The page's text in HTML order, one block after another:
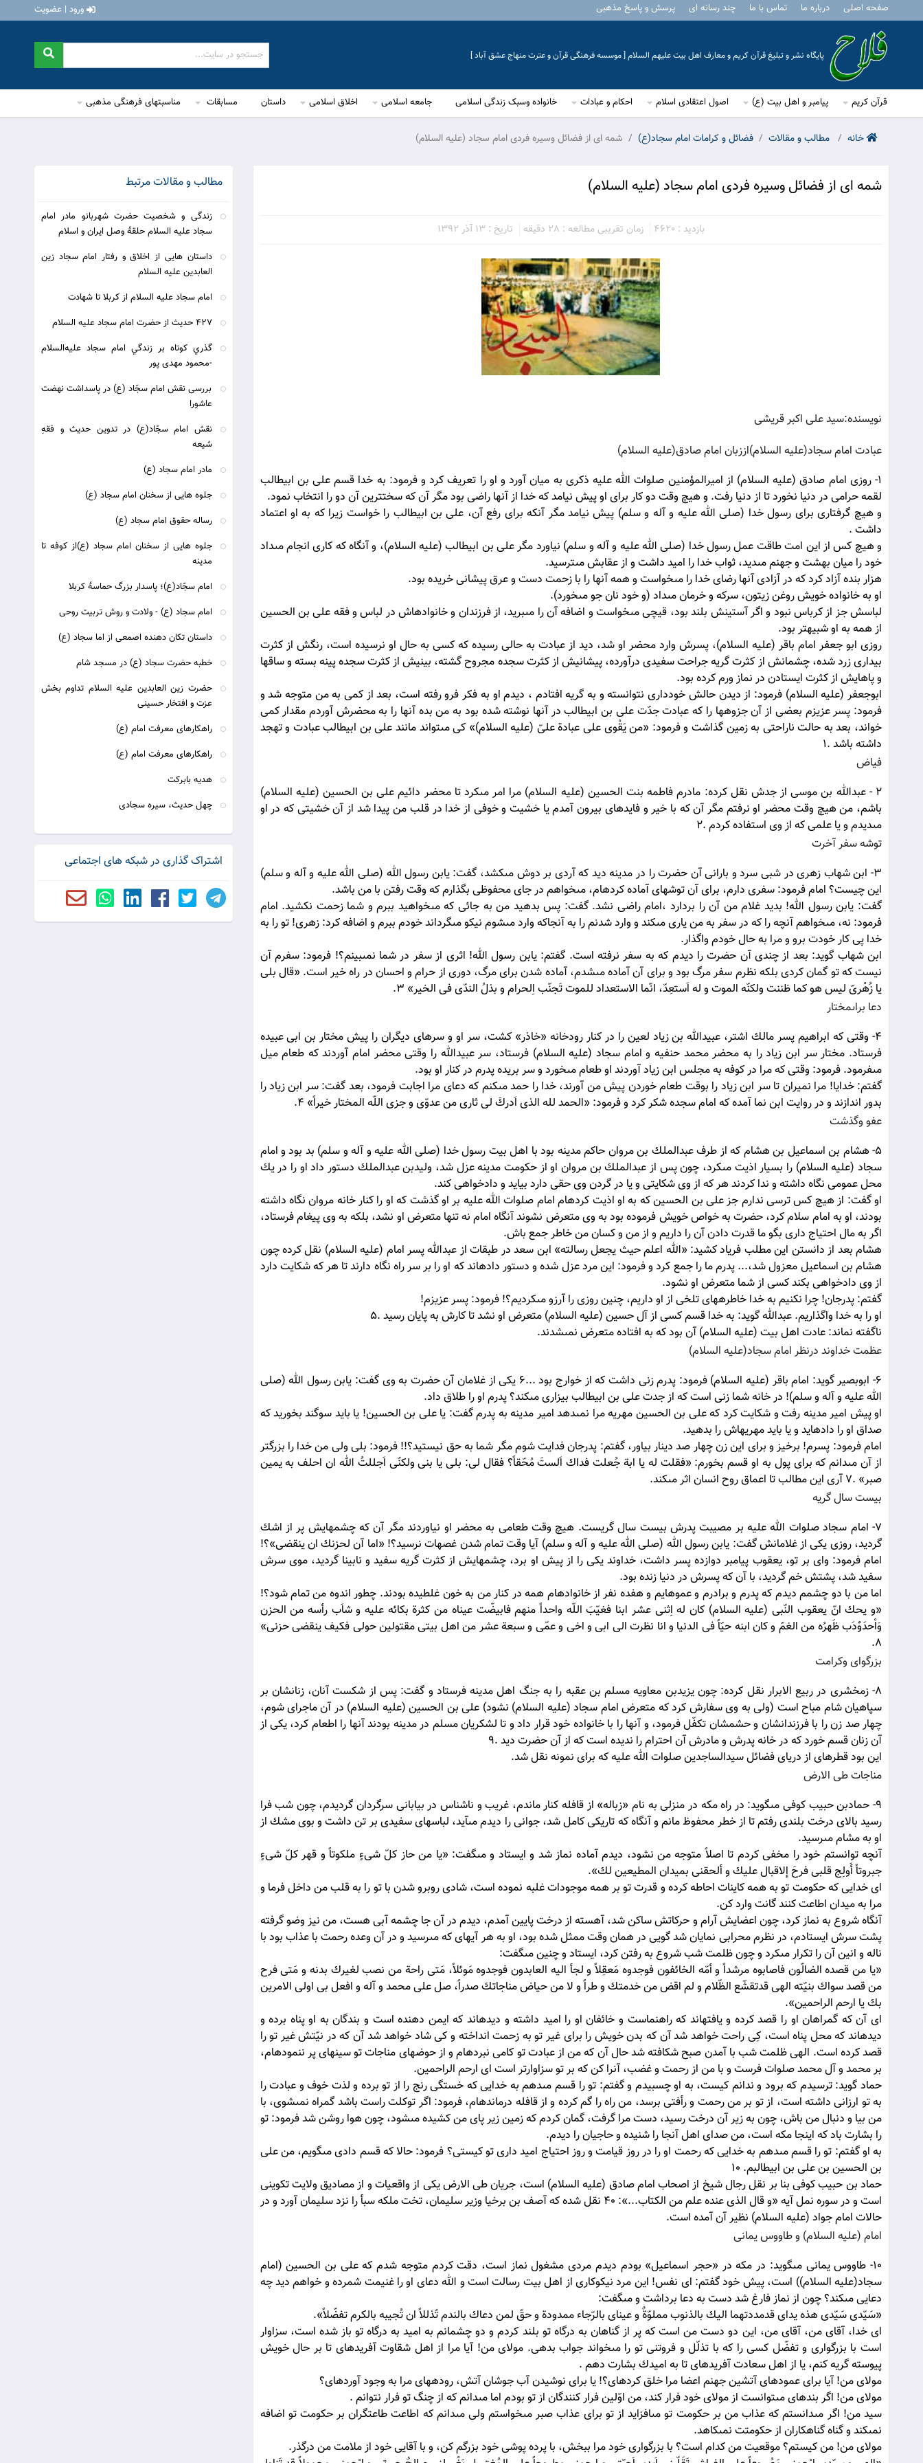
صفحه اصلی درباره ما تماس با ما چند رسانه ای پرسش و پاسخ مذهبی ورود | عضویت
پایگاه نشر و تبلیغ قرآن کریم و معارف اهل بیت علیهم السلام [ موسسه فرهنگی قرآن و عترت منهاج عشق آباد ]
قرآن کریم پیامبر و اهل بیت (ع) اصول اعتقادی اسلام احکام و عبادات خانواده وسبک زندگی اسلامی جامعه اسلامی اخلاق اسلامی داستان مسابقات مناسبتهای فرهنگی مذهبی
خانه مطالب و مقالات فضائل و کرامات امام سجاد(ع) شمه ای از فضائل وسيره فردى امام سجاد (علیه السلام)
شمه ای از فضائل وسيره فردى امام سجاد (علیه السلام)
بازدید : 4620 زمان تقریبی مطالعه : 28 دقیقه تاریخ : 13 آذر 1392
نويسنده:سيد على اكبر قريشى
عبادت امام سجاد(علیه السلام)اززبان امام صادق(علیه السلام)‏
1- روزى امام صادق (علیه السلام) از اميرالمؤمنين صلوات الله عليه ذكرى به ميان آورد و او را تعريف كرد و فرمود: به خدا قسم على بن ابيطالب
لقمه حرامى در دنيا نخورد تا از دنيا رفت. و هيچ وقت دو كار براى او پيش نيامد كه خدا از آنها راضى بود مگر آن كه سخت‏ترين آن دو را انتخاب نمود.
و هيچ گرفتارى براى رسول خدا (صلی الله علیه و آله و سلم) پيش نيامد مگر آنكه براى رفع آن، على بن ابيطالب را خواست زيرا كه به او اعتماد
داشت .
و هيچ كس از اين امت طاقت عمل رسول خدا (صلی الله علیه و آله و سلم) نياورد مگر على بن ابيطالب (علیه السلام)، و آنگاه كه كارى انجام مى‏داد
خود را ميان بهشت و جهنم مى‏ديد، ثواب خدا را اميد داشت و از عقابش مى‏ترسيد.
هزار بنده آزاد كرد كه در آزادى آنها رضاى خدا را مى‏خواست و همه آنها را با زحمت دست و عرق پيشانى خريده بود.
او به خانواده خويش روغن زيتون، سركه و خرمان مى‏داد (و خود نان جو مى‏خورد).
لباسش جز از كرباس نبود و اگر آستينش بلند بود، قيچى مى‏خواست و اضافه آن را مى‏بريد، از فرزندان و خانواده‏اش در لباس و فقه على بن الحسين
از همه به او شبيه‏تر بود.
روزى ابو جعفر امام باقر (علیه السلام)، پسرش وارد محضر او شد، ديد از عبادت به حالى رسيده كه كسى به حال او نرسيده است، رنگش از كثرت
بيدارى زرد شده، چشمانش از كثرت گريه جراحت سفيدى درآورده، پيشانيش از كثرت سجده مجروح گشته، بينيش از كثرت سجده پينه بسته و ساقها
و پاهايش از كثرت ايستادن در نماز ورم كرده بود.
ابوجعفر (علیه السلام) فرمود: از ديدن حالش خوددارى نتوانسته و به گريه افتادم ، ديدم او به فكر فرو رفته است، بعد از كمى به من متوجه شد و
فرمود: پسر عزيزم بعضى از آن جزوه‏ها را كه عبادت جدّت على بن ابيطالب در آنها نوشته شده بود به من بده آنها را به محضرش آوردم مقدار كمى
خواند، بعد به حالت ناراحتى به زمين گذاشت و فرمود: «من يَقْوى على عبادة علىّ (علیه السلام)» كى مى‏تواند مانند على بن ابيطالب عبادت و تهجد
داشته باشد .1
فياض
‎ 2- عبدالله بن موسى از جدش نقل كرده: مادرم فاطمه بنت الحسين (علیه السلام) مرا امر مى‏كرد تا محضر دائيم على بن الحسين (علیه السلام)
باشم، من هيچ وقت محضر او نرفتم مگر آن كه با خير و فايده‏اى بيرون آمدم يا خشيت و خوفى از خدا در قلب من پيدا شد از آن خشيتى كه در او
مى‏ديدم و يا علمى كه از وى استفاده كردم .2
توشه سفر آخرت
3- ابن شهاب زهرى در شبى سرد و بارانى آن حضرت را در مدينه ديد كه آردى بر دوش مى‏كشد، گفت: يابن رسول الله (صلی الله علیه و آله و سلم)
اين چيست؟ امام فرمود: سفرى دارم، براى آن توشه‏اى آماده كرده‏ام، مى‏خواهم در جاى محفوظى بگذارم كه وقت رفتن با من باشد.
گفت: يابن رسول الله! بديد غلام من آن را بردارد ،امام راضى نشد. گفت: پس بدهيد من به جائى كه مى‏خواهيد ببرم و شما زحمت نكشيد. امام
فرمود: نه، مى‏خواهم آنچه را كه در سفر به من يارى مى‏كند و وارد شدنم را به آنجاكه وارد مى‏شوم نيكو مى‏گرداند خودم ببرم و اضافه كرد: زهرى! تو را به
خدا پى كار خودت برو و مرا به حال خودم واگذار.
ابن شهاب گويد: بعد از چندى آن حضرت را ديدم كه به سفر نرفته است. گفتم: يابن رسول الله! اثرى از سفر در شما نمى‏بينم؟! فرمود: سفرم آن
نيست كه تو گمان كردى بلكه نظرم سفر مرگ بود و براى آن آماده مى‏شدم، آماده شدن براى مرگ، دورى از حرام و احسان در راه خير است. «قال بلى
يا زُهْرىّ ليس هو كما ظننت ولكنّه الموت و له اَستعِدّ، انّما الاستعداد للموت تَجنّب اِلحرام و بذلُ الندّى فى الخير» 3.
دعا براىمختار
4- وقتى كه ابراهيم پسر مالك اشتر، عبيدالله بن زياد لعين را در كنار رودخانه «خاذر» كشت، سر او و سرهاى ديگران را پيش مختار بن ابى عبيده
فرستاد. مختار سر ابن زياد را به محضر محمد حنفيه و امام سجاد (علیه السلام) فرستاد، سر عبيدالله را وقتى محضر امام آوردند كه طعام ميل
مى‏فرمود. فرمود: وقتى كه مرا در كوفه به مجلس ابن زياد آوردند او طعام مى‏خورد و سر بريده پدرم در كنار او بود.
گفتم: خدايا! مرا نميران تا سر ابن زياد را بوقت طعام خوردن پيش من آورند، خدا را حمد مى‏كنم كه دعاى مرا اجابت فرمود، بعد گفت: سر ابن زياد را
بدور اندازند و در روايت ابن نما آمده كه امام سجده شكر كرد و فرمود: «الحمد لله الذى اَدركَ لى ثارى من عدوّى و جزى اللّه المختار خيراً» 4.
عفو وگذشت
5- هشام بن اسماعيل بن هشام كه از طرف عبدالملك بن مروان حاكم مدينه بود با اهل بيت رسول خدا (صلی الله علیه و آله و سلم) بد بود و امام
سجاد (علیه السلام) را بسيار اذيت مى‏كرد، چون پس از عبدالملك بن مروان او از حكومت مدينه عزل شد، وليدبن عبدالملك دستور داد او را در يك
محل عمومى نگاه داشته و ندا كردند هر كه از وى شكايتى و يا در گردن وى حقى دارد بيايد و دادخواهى كند.
او گفت: از هيچ كس ترسى ندارم جز على بن الحسين كه به او اذيت كرده‏ام امام صلوات الله عليه بر او گذشت كه او را كنار خانه مروان نگاه داشته
بودند، او به امام سلام كرد، حضرت به خواص خويش فرموده بود به وى متعرض نشوند آنگاه امام نه تنها متعرض او نشد، بلكه به وى پيغام فرستاد،
اگر به مال احتياج دارى بگو ما قدرت دادن آن را داريم و از من و كسان من خاطر جمع باش.
هشام بعد از دانستن اين مطلب فرياد كشيد: «الله اعلم حيث يجعل رسالته» ابن سعد در طبقات از عبدالله پسر امام (علیه السلام) نقل كرده چون
هشام بن اسماعيل معزول شد،... پدرم ما را جمع كرد و فرمود: اين مرد عزل شده و دستور داده‏اند كه او را بر سر راه نگاه دارند تا هر كه شكايت دارد
از وى دادخواهى بكند كسى از شما متعرض او نشود.
گفتم: پدرجان! چرا نكنيم به خدا خاطره‏هاى تلخى از او داريم، چنين روزى را آرزو مى‏كرديم؟! فرمود: پسر عزيزم!
او را به خدا واگذاريم. عبدالله گويد: به خدا قسم كسى از آل حسين (علیه السلام) متعرض او نشد تا كارش به پايان رسيد .5
ناگفته نماند: عادت اهل بيت (علیه السلام) آن بود كه به افتاده متعرض نمى‏شدند.
عظمت خداوند درنظر امام سجاد(علیه السلام)
6- ابوبصير گويد: امام باقر (علیه السلام) فرمود: پدرم زنى داشت كه از خوارج بود ...6 يكى از غلامان آن حضرت به وى گفت: يابن رسول الله (صلی
الله علیه و آله و سلم)! در خانه شما زنى است كه از جدت على بن ابيطالب بيزارى مى‏كند؟ پدرم او را طلاق داد.
او پيش امير مدينه رفت و شكايت كرد كه على بن الحسين مهريه مرا نمى‏دهد امير مدينه به پدرم گفت: يا على بن الحسين! يا بايد سوگند بخوريد كه
صداق او را داده‏ايد و يا بايد مهريه‏اش را بدهيد.
امام فرمود: پسرم! برخيز و براى اين زن چهار صد دينار بياور، گفتم: پدرجان فدايت شوم مگر شما به حق نيستيد؟!! فرمود: بلى ولى من خدا را بزرگتر
از آن مى‏دانم كه براى پول به او قسم بخورم: «فقلت له يا ابة جُعلت فداك اَلستَ مُحّقاً؟ فقال لى: بلى يا بنى ولكنّى اَجللتُ الله ان احلف به يمين
صبر» .7 آرى اين مطالب تا اعماق روح انسان اثر مى‏كند.
بيست سال گريه
7- امام سجاد صلوات الله عليه بر مصيبت پدرش بيست سال گريست. هيچ وقت طعامى به محضر او نياوردند مگر آن كه چشمهايش پر از اشك
گرديد، روزى يكى از غلامانش گفت: يابن رسول الله (صلی الله علیه و آله و سلم) آيا وقت تمام شدن غصه‏ات نرسيد؟! «اما آن لحزنك ان ينقضى»؟!
امام فرمود: واى بر تو، يعقوب پيامبر دوازده پسر داشت، خداوند يكى را از پيش او برد، چشمهايش از كثرت گريه سفيد و نابينا گرديد، موى سرش
سفيد شد، پشتش خم گرديد، با آن كه پسرش در دنيا زنده بود.
اما من با دو چشمم ديدم كه پدرم و برادرم و عموهايم و هفده نفر از خانواده‏ام همه در كنار من به خون غلطيده بودند. چطور اندوه من تمام شود؟!
«و يحك انّ يعقوب النّبى (علیه السلام) كان له اِثنى عشر ابنا فغيّبَ اللّه واحداً منهم فابيضّت عيناه من كثرة بكائه عليه و شاَب رأسه من الحزن
وَاْحدَوَْدَب ظَهرُه من الغمّ و كان ابنه حيّاً فى الدنيا و انا نظرت الى ابى و اخى و عمّى و سبعة عشر من اهل بيتى مقتولين حولى فكيف ينقضى حزنى»
8.
بزرگواى وكرامت
8- زمخشرى در ربيع الابرار نقل كرده: چون يزيدبن معاويه مسلم بن عقبه را به جنگ اهل مدينه فرستاد و گفت: پس از شكست آنان، زنانشان بر
سپاهيان شام مباح است (ولى به وى سفارش كرد كه متعرض امام سجاد (علیه السلام) نشود) على بن الحسين (علیه السلام) در آن ماجراى شوم،
چهار صد زن را با فرزندانشان و حشمشان تكفّل فرمود، و آنها را با خانواده خود قرار داد و تا لشكريان مسلم در مدينه بودند آنها را اطعام كرد، يكى از
آن زنان قسم خورد كه در خانه پدرش و مادرش آن احترام را نديده است كه از آن حضرت ديد .9
اين بود قطره‏اى از درياى فضائل سيدالساجدين صلوات الله عليه كه براى نمونه نقل شد.
مناجات طى الارض‏
9- حمادبن حبيب كوفى مى‏گويد: در راه مكه در منزلى به نام «زباله» از قافله كنار ماندم، غريب و ناشناس در بيابانى سرگردان گرديدم، چون شب فرا
رسيد بالاى درخت بلندى رفتم تا از خطر محفوظ مانم و آنگاه كه تاريكى كامل شد، جوانى را ديدم مى‏آيد، لباسهاى سفيدى بر تن داشت و بوى مشك از
او به مشام مى‏رسيد.
آنچه توانستم خود را مخفى كردم تا اصلاً متوجه من نشود، ديدم آماده نماز شد و ايستاد و مى‏گفت: «يا من حاز كلّ شى‏ءٍ ملكوتاً و قهر كلّ شى‏ءٍ
جبروتاً أَولِج قلبى فرحَ إلاقبال عليك و ألحقنى بميدان المطيعين لك».
اى خدايى كه حكومت تو به همه كاينات احاطه كرده و قدرت تو بر همه موجودات غلبه نموده است، شادى روبرو شدن با تو را به قلب من داخل فرما و
مرا به ميدان اطاعت كنند گانت وارد كن.
آنگاه شروع به نماز كرد، چون اعضايش آرام و حركاتش ساكن شد، آهسته از درخت پايين آمدم، ديدم در آن جا چشمه آبى هست، من نيز وضو گرفته
پشت سرش ايستادم، در نظرم محرابى نمايان شد گويى در همان وقت ممثل شده بود، او به هر آيه‏اى كه مى‏رسيد و در آن وعده رحمت با عذاب بود با
ناله و انين آن را تكرار مى‏كرد و چون ظلمت شب شروع به رفتن كرد، ايستاد و چنين مى‏گفت:
«يا من قصده الضالّون فاصابوه مرشداً و أمّه الخائفون فوجدوه مَعقِلاً و لجأ اليه العابدون فوجدوه مَوئلاً، مَتى راحة من نصب لغيرك بدنه و مَتى فرح
من قصد سواك بنيّته الهى قدتقشّع الظّلام و لم اقض من خدمتك و طراً و لا من حياض مناجاتك صدراً، صل على محمد و آله و افعل بى اولى الامرين
بك يا ارحم الراحمين».
اى آن كه گمراهان او را قصد كرده و يافته‏اند كه راهنماست و خائفان او را اميد داشته و ديده‏اند كه ايمن دهنده است و بندگان به او پناه برده و
ديده‏اند كه محل پناه است، كِى راحت خواهد شد آن كه بدن خويش را براى غير تو به زحمت انداخته و كى شاد خواهد شد آن كه در نيّتش غير تو را
قصد كرده است. الهى ظلمت شب با آمدن صبح شكافته شد حال آن كه من از عبادت تو كامى نبرده‏ام و از حوضهاى مناجات تو سينه‏اى پر ننموده‏ام،
بر محمد و آل محمد صلوات فرست و با من از رحمت و غضب، آنرا كن كه بر تو سزاوارتر است اى ارحم الراحمين.
حماد گويد: ترسيدم كه برود و ندانم كيست، به او چسبيدم و گفتم: تو را قسم مى‏دهم به خدايى كه خستگى رنج را از تو برده و لذت خوف و عبادت را
به تو ارزانى داشته است، از تو بر من رحمت و رأفتى برسد، من راه را گم كرده و از قافله درمانده‏ام، فرمود: اگر توكلت راست باشد گمراه نمى‏شوى، با
من بيا و دنبال من باش، چون به زير آن درخت رسيد، دست مرا گرفت، گمان كردم كه زمين زير پاى من كشيده مى‏شود، چون هوا روشن شد فرمود: تو
را بشارت باد كه اينجا مكه است، من صداى اهل آنجا را شنيده و حاجيان را ديدم.
به او گفتم: تو را قسم مى‏دهم به خدايى كه رحمت او را در روز قيامت و روز احتياج اميد دارى تو كيستى؟ فرمود: حالا كه قسم دادى مى‏گويم، من على
بن الحسين بن على بن ابيطالبم. 10
حماد بن حبيب كوفى بنا بر نقل رجال شيخ از اصحاب امام صادق (علیه السلام) است، جريان طى الارض يكى از واقعيات و از مصاديق ولايت تكوينى
است و در سوره نمل آيه «و قال الذى عنده علم من الكتاب...»: 40 نقل شده كه آصف بن برخيا وزير سليمان، تخت ملكه سبأ را نزد سليمان آورد و در
حالات امام جواد (علیه السلام) نظير آن آمده است.
امام (علیه السلام) و طاووس يمانى‏
10- طاووس يمانى مى‏گويد: در مكه در «حجر اسماعيل» بودم ديدم مردى مشغول نماز است، دقت كردم متوجه شدم كه على بن الحسين (امام
سجاد(علیه السلام)) است، پيش خود گفتم: اى نفس! اين مرد نيكوكارى از اهل بيت رسالت است و الله دعاى او را غنيمت شمرده و خواهم ديد چه
دعايى مى‏كند؟ چون از نماز فارغ شد دست به دعا برداشت و مى‏گفت:
«سَيّدى سَيّدى هذه يداى قدمددتهما اليك بالذنوب مملوّةٌ و عيناى بالرّجاء ممدودة و حقّ لمن دعاك بالندم تّذللاً ان تُجيبه بالكرم تفضّلاً».
اى خدا، آقاى من، آقاى من، اين دو دست من است كه پر از گناهان به درگاه تو بلند كردم و دو چشمانم به اميد به درگاه تو باز شده است، سزاوار
است با بزرگوارى و تفضّل كسى را كه با تذلّل و فروتنى تو را مى‏خواند جواب بدهى. مولاى من! آيا مرا از اهل شقاوت آفريده‏اى تا بر حال خويش
پيوسته گريه كنم، يا از اهل سعادت آفريده‏اى تا به اميدك بشارت دهم .
مولاى من! آيا براى عمودهاى آتشين جهنم اعضا مرا خلق كرده‏اى؟! يا براى نوشيدن آب جوشان آتش، روده‏هاى مرا به وجود آورده‏اى؟
مولاى من! اگر بنده‏اى مى‏توانست از مولاى خود فرار كند، من اوّلين فرار كنندگان از تو بودم اما مى‏دانم كه از چنگ تو فرار نتوانم .
سيد من! اگر مى‏دانستم كه عذاب من بر حكومت تو مى‏افزايد از تو براى عذاب صبر مى‏خواستم ولى مى‏دانم كه اطاعت طاعتگران بر حكومت تو اضافه
نمى‏كند و گناه گناهكاران از حكومتت نمى‏كاهد.
مولاى من! من كيستم؟ موقعيت من كدام است؟ با بزرگوارى خود مرا ببخش، با پرده پوشى خود بزرگم كن، و با آقايى خود از ملامت من درگذر.
مطالب و مقالات مرتبط
زندگی و شخصیت حضرت شهربانو مادر امام
سجاد علیه السلام حلقۀ وصل ایران و اسلام
داستان هایی از اخلاق و رفتار امام سجاد زین
العابدین علیه السلام
امام سجاد علیه السلام از کربلا تا شهادت
427 حديث از حضرت امام سجاد عليه السلام
گذري كوتاه بر زندگي امام سجاد عليه‌السلام
-محمود مهدی پور
بررسی نقش امام سجّاد (ع) در پاسداشت نهضت
عاشورا
نقش امام سجّاد(ع) در تدوین حدیث و فقهِ
شیعه
مادر امام سجاد (ع)
جلوه هایی از سخنان امام سجاد (ع)
رساله حقوق امام سجاد (ع)
جلوه هایی از سخنان امام سجاد (ع)از کوفه تا
مدینه
امام سجّاد(ع)؛ پاسدار بزرگ حماسۀ كربلا
امام سجاد (ع) - ولادت و روش تربیت روحی
داستان تكان دهنده اصمعى‏ از اما سجاد (ع)
خطبه حضرت سجاد (ع) در مسجد شام
حضرت زین العابدین علیه السلام تداوم بخش
عزت و افتخار حسینی
راهکارهای معرفت امام (ع)
راهکارهای معرفت امام (ع)
هدیه بابرکت
چهل حديث، سيره سجادى
اشتراک گذاری در شبکه های اجتماعی